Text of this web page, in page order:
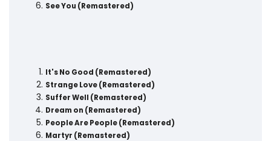
See You (Remastered)
It's No Good (Remastered)
Strange Love (Remastered)
Suffer Well (Remastered)
Dream on (Remastered)
People Are People (Remastered)
Martyr (Remastered)